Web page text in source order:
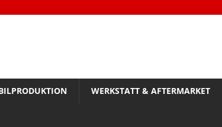
WERKSTATT & AFTERMARKET